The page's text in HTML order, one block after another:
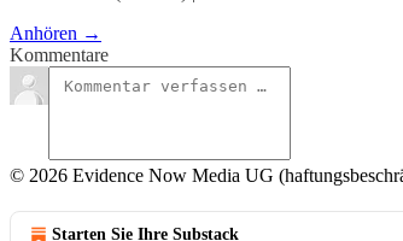
Anhören →
Kommentare
© 2026 Evidence Now Media UG
Starten Sie Ihre Substack